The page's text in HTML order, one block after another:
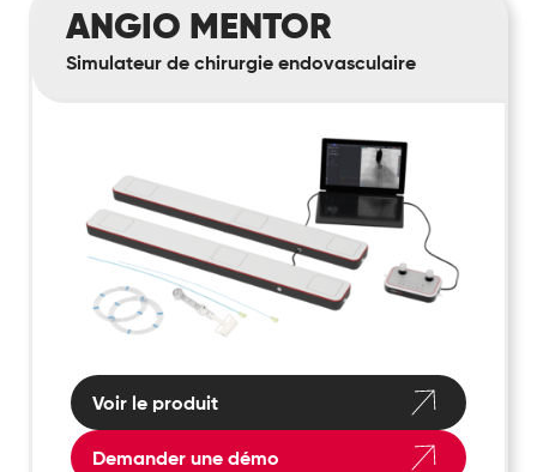
MentorANGIO MENTOR
Simulateur de chirurgie endovasculaire
Voir le produit
Demander une démo